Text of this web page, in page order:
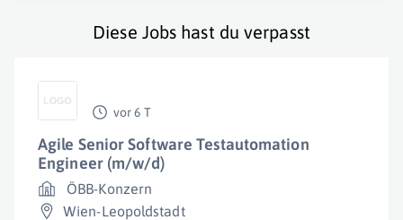
Diese Jobs hast du verpasst
vor 6 T
Agile Senior Software Testautomation
Engineer (m/w/d)
ÖBB-Konzern
Wien-Leopoldstadt